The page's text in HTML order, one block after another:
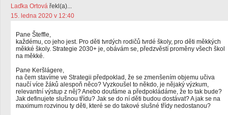
Laďka Ortová řekl(a)...
15. ledna 2020 v 12:40
Pane Šteffle,
každému, co jeho jest. Pro děti tvrdých rodičů tvrdé školy, pro děti měkkých
měkké školy. Strategie 2030+ je, obávám se, předzvěstí proměny všech škol
na měkké.
Pane Keršlágere,
na čem stavíme ve Strategii předpoklad, že se zmenšením objemu učiva
naučí více žáků alespoň něco? Vyzkoušel to někdo, je nějaký výzkum,
relevantní výstup z něj? Anebo doufáme a předpokládáme, že to tak bude?
Jak definujete slušnou třídu? Jak se do ní děti budou dostávat? A jak se na
maximum rozvinou ty děti, které se do takové slušné třídy nedostanou?